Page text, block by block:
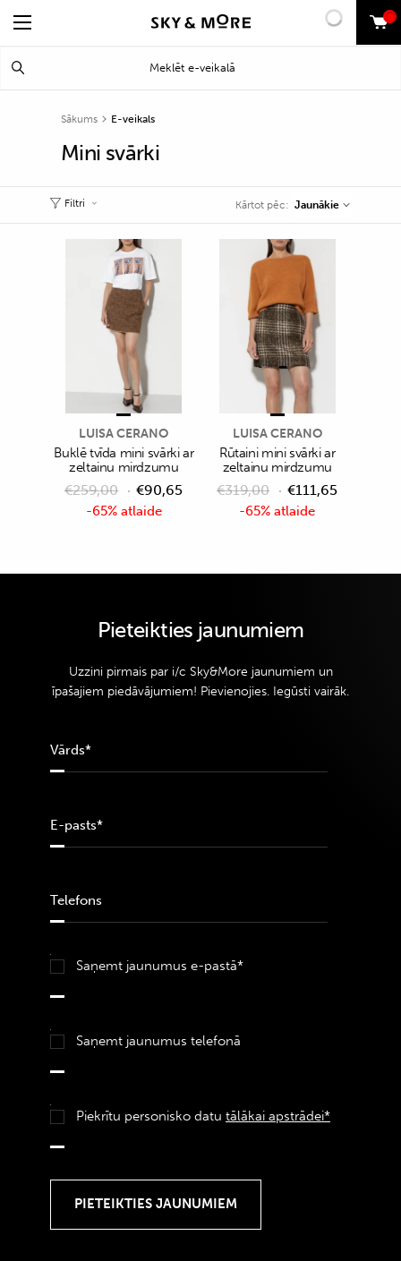
0
Sākums E-veikals
Mini svārki
Filtri Kārtot pēc: Jaunākie
-65% atlaide
LUISA CERANO
Buklē tvīda mini svārki ar
zeltainu mirdzumu
€259,00 €90,65
-65% atlaide
LUISA CERANO
Rūtaini mini svārki ar
zeltainu mirdzumu
€319,00 €111,65
Pieteikties jaunumiem
Uzzini pirmais par i/c Sky&More jaunumiem un
īpašajiem piedāvājumiem! Pievienojies. Iegūsti vairāk.
Saņemt jaunumus e-pastā*
Saņemt jaunumus telefonā
Piekrītu personisko datu tālākai apstrādei*